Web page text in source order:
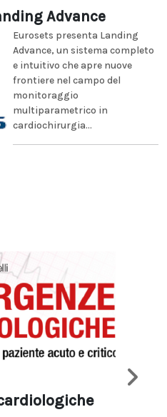
Advance
Eurosets presenta Landing
Advance, un sistema completo
e intuitivo che apre nuove
frontiere nel campo del
monitoraggio
multiparametrico in
cardiochirurgia...